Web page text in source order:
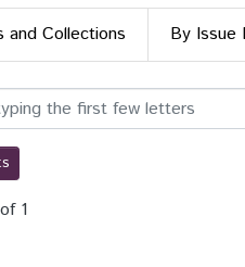
and Collections By Issue
1